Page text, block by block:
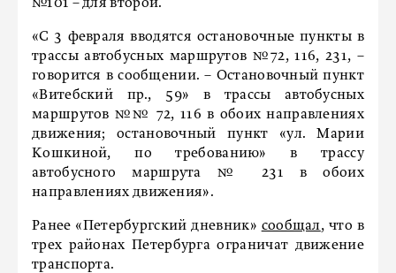
№101 – для второй.
«С 3 февраля вводятся остановочные пункты в
трассы автобусных маршрутов №72, 116, 231, –
говорится в сообщении. – Остановочный пункт
«Витебский пр., 59» в трассы автобусных
маршрутов №№ 72, 116 в обоих направлениях
движения; остановочный пункт «ул. Марии
Кошкиной, по требованию» в трассу
автобусного маршрута № 231 в обоих
направлениях движения».
Ранее «Петербургский дневник» сообщал, что в
трех районах Петербурга ограничат движение
транспорта.